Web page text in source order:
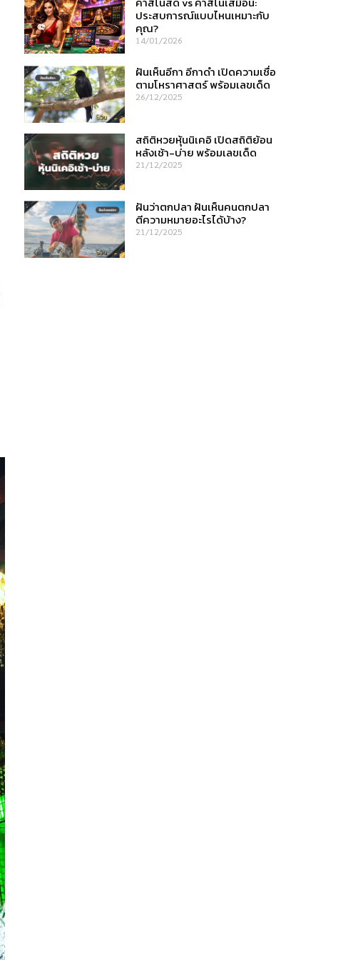
ประสบการณ์แบบไหนเหมาะกับ
คุณ?
14/01/2026
ฝันเห็นอีกา อีกาดำ เปิดความเชื่อ
ตามโหราศาสตร์ พร้อมเลขเด็ด
26/12/2025
สถิติหวยหุ้นนิเคอิ เปิดสถิติย้อน
หลังเช้า-บ่าย พร้อมเลขเด็ด
21/12/2025
ฝันว่าตกปลา ฝันเห็นคนตกปลา
ตีความหมายอะไรได้บ้าง?
21/12/2025